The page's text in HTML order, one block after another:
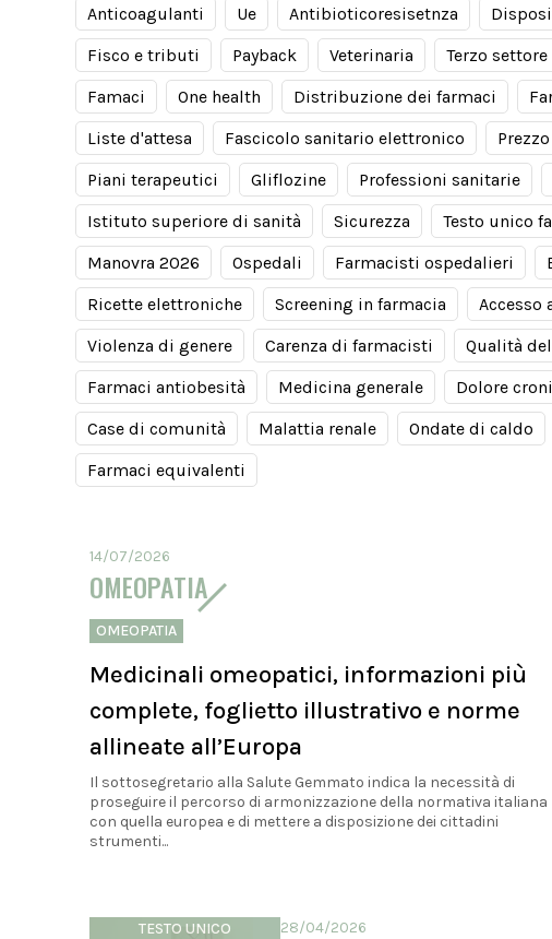
Anticoagulanti
Ue Antibioticoresisetnza
Fisco e tributi
Payback Veterinaria Terzo settore
Famaci
One health Distribuzione dei farmaci
Liste d'attesa
Fascicolo sanitario elettronico
Piani terapeutici
Gliflozine Professioni sanitarie
Istituto superiore di sanità
Sicurezza Testo unico
Manovra 2026
Ospedali Farmacisti ospedalieri
Ricette elettroniche
Screening in farmacia Accesso
Violenza di genere
Carenza di farmacisti Qualità
Farmaci antiobesità
Medicina generale Dolore
Case di comunità
Malattia renale Ondate di caldo
Farmaci equivalenti
14/07/2026
OMEOPATIA
OMEOPATIA
Medicinali omeopatici, informazioni più
complete, foglietto illustrativo e norme
allineate all’Europa
Il sottosegretario alla Salute Gemmato indica la necessità di
proseguire il percorso di armonizzazione della normativa italiana
con quella europea e di mettere a disposizione dei cittadini
strumenti...
TESTO UNICO
28/04/2026